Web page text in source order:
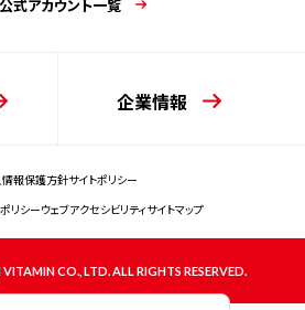
式アカウント一覧
企業情報
報保護方針サイトポリシー
リシーウェブアクセシビリティサイトマップ
CO., LTD. ALL RIGHTS RESERVED.